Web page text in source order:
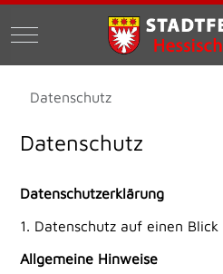
Mobile Menu Toggle
Datenschutz
Datenschutz
Datenschutzerklärung
1. Datenschutz auf einen Blick
Allgemeine Hinweise